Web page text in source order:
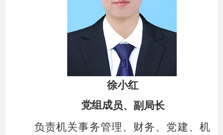
徐小红
党组成员、副局长
负责机关事务管理、财务、党建、机